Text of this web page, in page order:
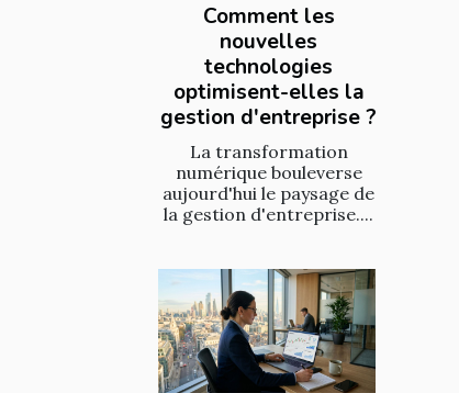
Comment les
nouvelles
technologies
optimisent-elles la
gestion d'entreprise ?
La transformation
numérique bouleverse
aujourd'hui le paysage de
la gestion d'entreprise....